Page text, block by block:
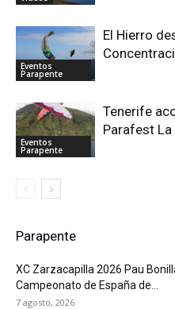
Eventos
Parapente
El Hierro
Eventos
Parapente
Tenerife
Parafest
Parapente
XC Zarzacapilla 2026 Pau
Campeonato de España de...
7 agosto, 2026